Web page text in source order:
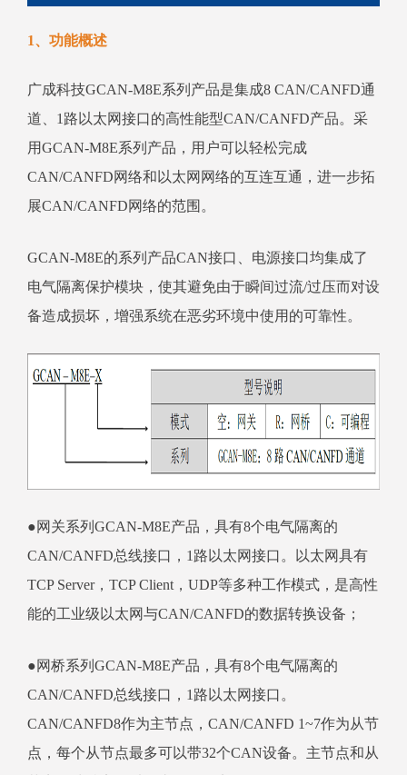
1、功能概述
广成科技GCAN-M8E系列产品是集成8 CAN/CANFD通
道、1路以太网接口的高性能型CAN/CANFD产品。采
用GCAN-M8E系列产品，用户可以轻松完成
CAN/CANFD网络和以太网网络的互连互通，进一步拓
展CAN/CANFD网络的范围。
GCAN-M8E的系列产品CAN接口、电源接口均集成了
电气隔离保护模块，使其避免由于瞬间过流/过压而对设
备造成损坏，增强系统在恶劣环境中使用的可靠性。
●网关系列GCAN-M8E产品，具有8个电气隔离的
CAN/CANFD总线接口，1路以太网接口。以太网具有
TCP Server，TCP Client，UDP等多种工作模式，是高性
能的工业级以太网与CAN/CANFD的数据转换设备；
●网桥系列GCAN-M8E产品，具有8个电气隔离的
CAN/CANFD总线接口，1路以太网接口。
CAN/CANFD8作为主节点，CAN/CANFD 1~7作为从节
点，每个从节点最多可以带32个CAN设备。主节点和从